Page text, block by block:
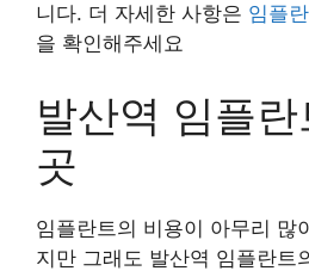
니다. 더 자세한 사항은 임플
을 확인해주세요
발산역 임플
곳
임플란트의 비용이 아무리 많
지만 그래도 발산역 임플란트